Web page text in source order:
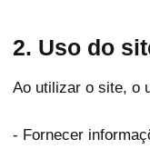
2. Uso do
Ao utilizar o site, o
- Fornecer